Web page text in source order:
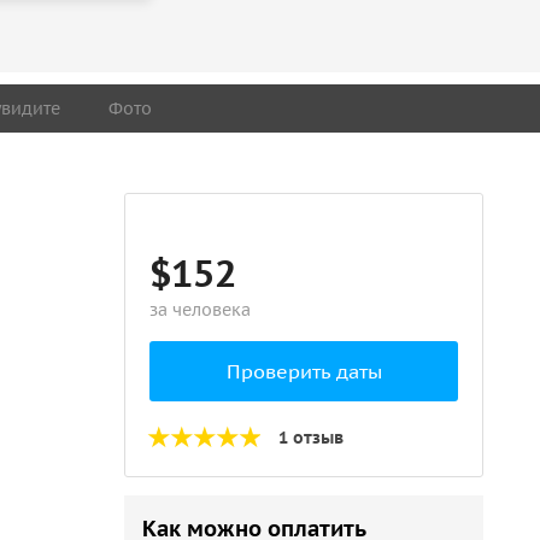
Фото
$152
за человека
Проверить даты
1 отзыв
Как можно оплатить